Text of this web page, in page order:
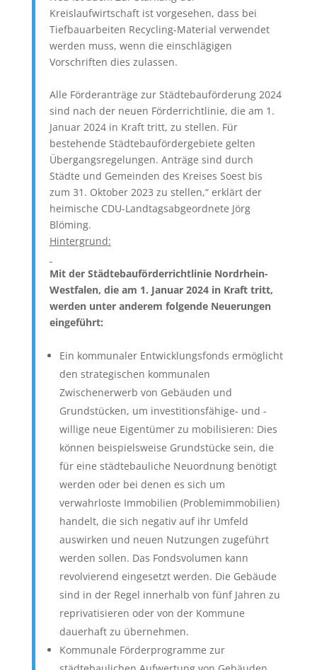
Kreislaufwirtschaft ist vorgesehen, dass bei
Tiefbauarbeiten Recycling-Material verwendet
werden muss, wenn die einschlägigen
Vorschriften dies zulassen.
Alle Förderanträge zur Städtebauförderung 2024
sind nach der neuen Förderrichtlinie, die am 1.
Januar 2024 in Kraft tritt, zu stellen. Für
bestehende Städtebaufördergebiete gelten
Übergangsregelungen. Anträge sind durch
Städte und Gemeinden des Kreises Soest bis
zum 31. Oktober 2023 zu stellen,“ erklärt der
heimische CDU-Landtagsabgeordnete Jörg
Blöming.
Hintergrund:
Mit der Städtebauförderrichtlinie Nordrhein-
Westfalen, die am 1. Januar 2024 in Kraft tritt,
werden unter anderem folgende Neuerungen
eingeführt:
Ein kommunaler Entwicklungsfonds ermöglicht
den strategischen kommunalen
Zwischenerwerb von Gebäuden und
Grundstücken, um investitionsfähige- und -
willige neue Eigentümer zu mobilisieren: Dies
können beispielsweise Grundstücke sein, die
für eine städtebauliche Neuordnung benötigt
werden oder bei denen es sich um
verwahrloste Immobilien (Problemimmobilien)
handelt, die sich negativ auf ihr Umfeld
auswirken und neuen Nutzungen zugeführt
werden sollen. Das Fondsvolumen kann
revolvierend eingesetzt werden. Die Gebäude
sind in der Regel innerhalb von fünf Jahren zu
reprivatisieren oder von der Kommune
dauerhaft zu übernehmen.
Kommunale Förderprogramme zur